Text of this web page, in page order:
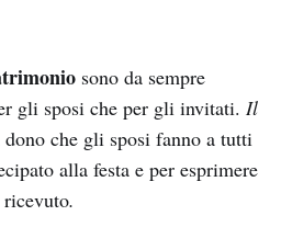
sono da sempre
gli sposi che per gli invitati. Il
che gli sposi fanno a tutti
alla festa e per esprimere
.